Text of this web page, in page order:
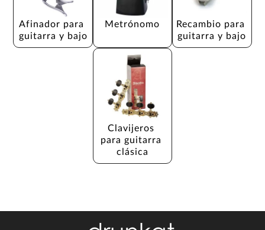
Afinador para
guitarra y bajo
Metrónomo
Recambio para
guitarra y bajo
Clavijeros
para guitarra
clásica